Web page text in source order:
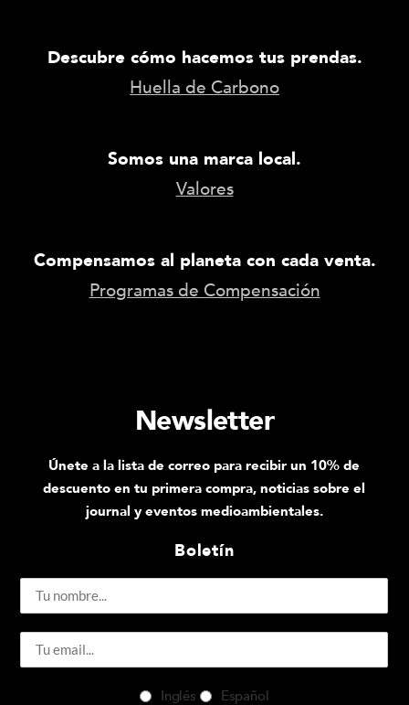
Descubre cómo hacemos tus prendas.
Huella de Carbono
Somos una marca local.
Valores
Compensamos al planeta con cada venta.
Programas de Compensación
Newsletter
Únete a la lista de correo para recibir un 10% de
descuento en tu primera compra, noticias sobre el
journal y eventos medioambientales.
Boletín
Inglés Español